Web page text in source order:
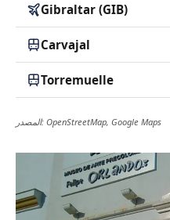
Gibraltar (GIB)
Carvajal
Torremuelle
المصدر: OpenStreetMap, Google Maps